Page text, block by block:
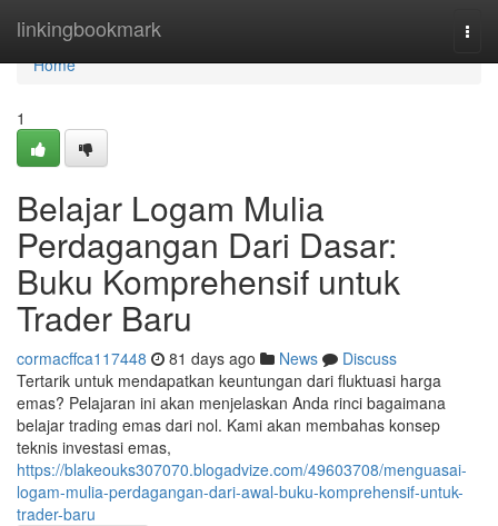
linkingbookmark
Home
Home
1
Belajar Logam Mulia
Perdagangan Dari Dasar:
Buku Komprehensif untuk
Trader Baru
cormacffca117448 81 days ago News
Discuss
Tertarik untuk mendapatkan keuntungan dari fluktuasi harga
emas? Pelajaran ini akan menjelaskan Anda rinci bagaimana
belajar trading emas dari nol. Kami akan membahas konsep
teknis investasi emas,
https://blakeouks307070.blogadvize.com/49603708/menguasai-
logam-mulia-perdagangan-dari-awal-buku-komprehensif-untuk-
trader-baru